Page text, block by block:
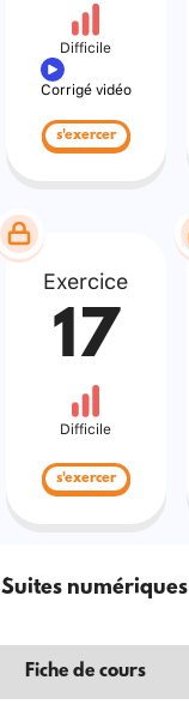
Difficile
Corrigé vidéo
s'exercer
Exercice
17
Difficile
s'exercer
Suites numériques
Fiche de cours